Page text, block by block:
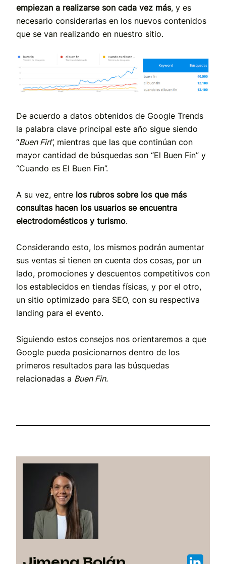
empiezan a realizarse son cada vez más, y es
necesario considerarlas en los nuevos contenidos
que se van realizando en nuestro sitio.
De acuerdo a datos obtenidos de Google Trends
la palabra clave principal este año sigue siendo
“Buen Fin”, mientras que las que continúan con
mayor cantidad de búsquedas son “El Buen Fin” y
“Cuando es El Buen Fin”.
A su vez, entre los rubros sobre los que más
consultas hacen los usuarios se encuentra
electrodomésticos y turismo.
Considerando esto, los mismos podrán aumentar
sus ventas si tienen en cuenta dos cosas, por un
lado, promociones y descuentos competitivos con
los establecidos en tiendas físicas, y por el otro,
un sitio optimizado para SEO, con su respectiva
landing para el evento.
Siguiendo estos consejos nos orientaremos a que
Google pueda posicionarnos dentro de los
primeros resultados para las búsquedas
relacionadas a Buen Fin.